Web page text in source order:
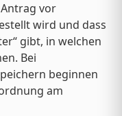
vor
wird und dass
gibt, in welchen
Bei
beginnen
am